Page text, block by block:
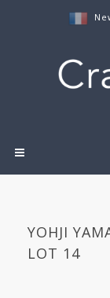
YOHJI
LOT 14